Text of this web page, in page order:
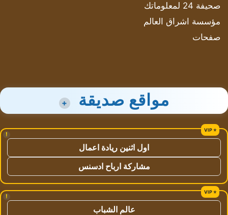
صحيفة 24 لمعلوماتك
مؤسسة اشراق العالم
صفحات
مواقع صديقة +
!
اول اثنين ريادة اعمال
مشاركة ارباح ادسنس
!
عالم الشباب